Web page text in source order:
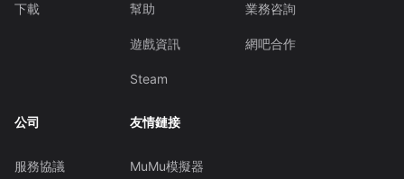
下載 幫助
遊戲資訊
Steam
業務咨詢
網吧合作
公司
服務協議
友情鏈接
MuMu模擬器